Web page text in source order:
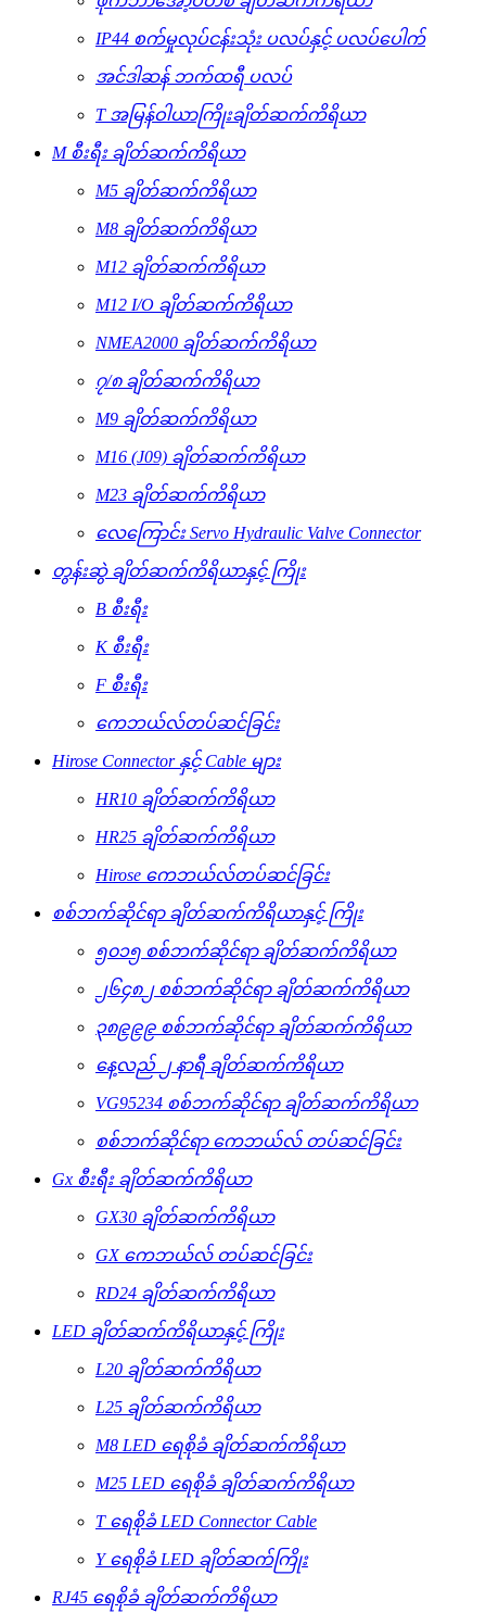
IP44 စက်မှုလုပ်ငန်းသုံး ပလပ်နှင့် ပလပ်ပေါက်
အင်ဒါဆန် ဘက်ထရီ ပလပ်
T အမြန်ဝါယာကြိုးချိတ်ဆက်ကိရိယာ
M စီးရီး ချိတ်ဆက်ကိရိယာ
M5 ချိတ်ဆက်ကိရိယာ
M8 ချိတ်ဆက်ကိရိယာ
M12 ချိတ်ဆက်ကိရိယာ
M12 I/O ချိတ်ဆက်ကိရိယာ
NMEA2000 ချိတ်ဆက်ကိရိယာ
၇/၈ ချိတ်ဆက်ကိရိယာ
M9 ချိတ်ဆက်ကိရိယာ
M16 (J09) ချိတ်ဆက်ကိရိယာ
M23 ချိတ်ဆက်ကိရိယာ
လေကြောင်း Servo Hydraulic Valve Connector
တွန်းဆွဲ ချိတ်ဆက်ကိရိယာနှင့် ကြိုး
B စီးရီး
K စီးရီး
F စီးရီး
ကေဘယ်လ်တပ်ဆင်ခြင်း
Hirose Connector နှင့် Cable များ
HR10 ချိတ်ဆက်ကိရိယာ
HR25 ချိတ်ဆက်ကိရိယာ
Hirose ကေဘယ်လ်တပ်ဆင်ခြင်း
စစ်ဘက်ဆိုင်ရာ ချိတ်ဆက်ကိရိယာနှင့် ကြိုး
၅၀၁၅ စစ်ဘက်ဆိုင်ရာ ချိတ်ဆက်ကိရိယာ
၂၆၄၈၂ စစ်ဘက်ဆိုင်ရာ ချိတ်ဆက်ကိရိယာ
၃၈၉၉၉ စစ်ဘက်ဆိုင်ရာ ချိတ်ဆက်ကိရိယာ
နေ့လည် ၂ နာရီ ချိတ်ဆက်ကိရိယာ
VG95234 စစ်ဘက်ဆိုင်ရာ ချိတ်ဆက်ကိရိယာ
စစ်ဘက်ဆိုင်ရာ ကေဘယ်လ် တပ်ဆင်ခြင်း
Gx စီးရီး ချိတ်ဆက်ကိရိယာ
GX30 ချိတ်ဆက်ကိရိယာ
GX ကေဘယ်လ် တပ်ဆင်ခြင်း
RD24 ချိတ်ဆက်ကိရိယာ
LED ချိတ်ဆက်ကိရိယာနှင့် ကြိုး
L20 ချိတ်ဆက်ကိရိယာ
L25 ချိတ်ဆက်ကိရိယာ
M8 LED ရေစိုခံ ချိတ်ဆက်ကိရိယာ
M25 LED ရေစိုခံ ချိတ်ဆက်ကိရိယာ
T ရေစိုခံ LED Connector Cable
Y ရေစိုခံ LED ချိတ်ဆက်ကြိုး
RJ45 ရေစိုခံ ချိတ်ဆက်ကိရိယာ